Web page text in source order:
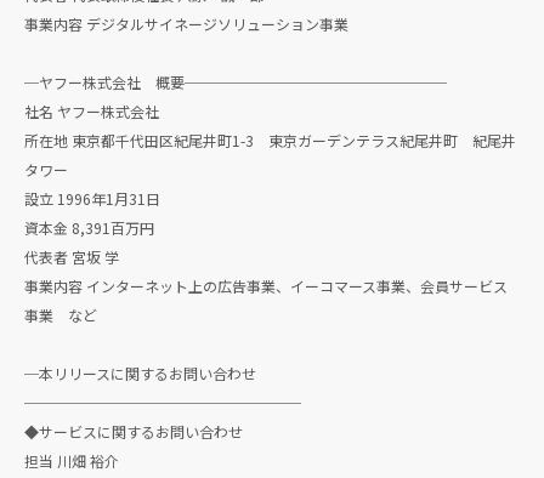
事業内容 デジタルサイネージソリューション事業
─ヤフー株式会社 概要──────────────────
社名 ヤフー株式会社
所在地 東京都千代田区紀尾井町1-3 東京ガーデンテラス紀尾井町 紀尾井
タワー
設立 1996年1月31日
資本金 8,391百万円
代表者 宮坂 学
事業内容 インターネット上の広告事業、イーコマース事業、会員サービス
事業 など
─本リリースに関するお問い合わせ
───────────────────
◆サービスに関するお問い合わせ
担当 川畑 裕介